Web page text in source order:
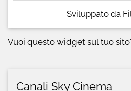
Sviluppato da
Vuoi questo widget sul tuo
Canali Sky Cinema